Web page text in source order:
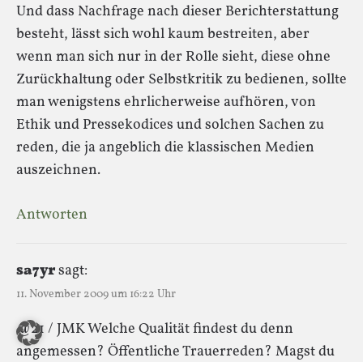
Und dass Nachfrage nach dieser Berichterstattung
besteht, lässt sich wohl kaum bestreiten, aber
wenn man sich nur in der Rolle sieht, diese ohne
Zurückhaltung oder Selbstkritik zu bedienen, sollte
man wenigstens ehrlicherweise aufhören, von
Ethik und Pressekodices und solchen Sachen zu
reden, die ja angeblich die klassischen Medien
auszeichnen.
Antworten
sa7yrsagt:
11. November 2009 um 16:22 Uhr
@21 / JMK Welche Qualität findest du denn
angemessen? Öffentliche Trauerreden? Magst du